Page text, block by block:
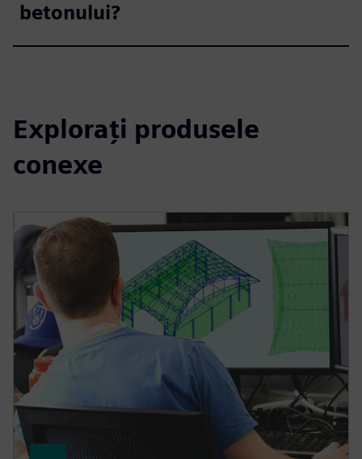
betonului?
Explorați produsele
conexe